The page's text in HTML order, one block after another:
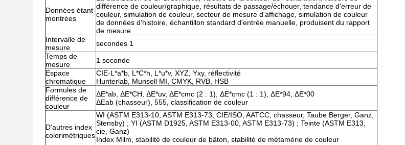
Données étant
montrées
différence de couleur/graphique, résultats de passage/échouer, tendance d'erreur de
couleur, simulation de couleur, secteur de mesure d'affichage, simulation de couleur
de données d'histoire, échantillon standard d'entrée manuelle, produisent du rapport
de mesure
Intervalle de
mesure
secondes 1
Temps de
mesure
1 seconde
Espace
chromatique
CIE-L*a*b, L*C*h, L*u*v, XYZ, Yxy, réflectivité
Hunterlab, Munsell MI, CMYK, RVB, HSB
Formules de
différence de
couleur
ΔE*ab, ΔE*CH, ΔE*uv, ΔE*cmc (2 : 1), ΔE*cmc (1 : 1), ΔE*94, ΔE*00
ΔEab (chasseur), 555, classification de couleur
D'autres index
colorimétriques
WI (ASTM E313-10, ASTM E313-73, CIE/ISO, AATCC, chasseur, Taube Berger, Ganz,
Stensby) ; YI (ASTM D1925, ASTM E313-00, ASTM E313-73) ; Teinte (ASTM E313,
cie, Ganz)
Index Milm, stabilité de couleur de bâton, stabilité de métamérie de couleur